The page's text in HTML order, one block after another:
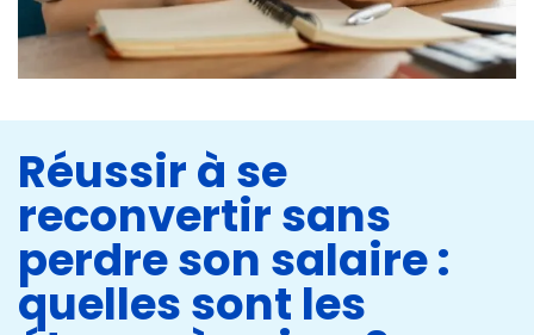
Réussir à se
reconvertir sans
perdre son salaire :
quelles sont les